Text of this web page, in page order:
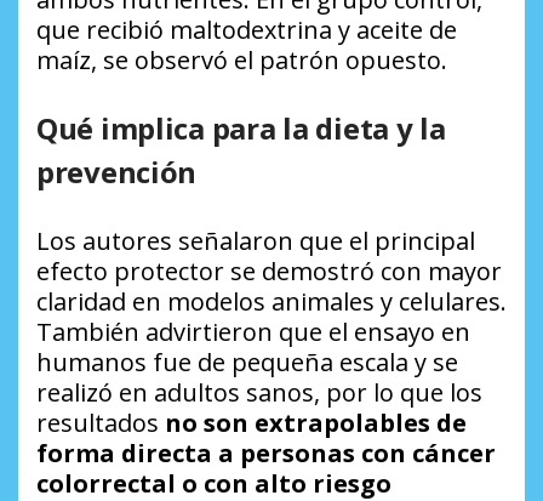
que recibió maltodextrina y aceite de
maíz, se observó el patrón opuesto.
Qué implica para la dieta y la
prevención
Los autores señalaron que el principal
efecto protector se demostró con mayor
claridad en modelos animales y celulares.
También advirtieron que el ensayo en
humanos fue de pequeña escala y se
realizó en adultos sanos, por lo que los
resultados no son extrapolables de
forma directa a personas con cáncer
colorrectal o con alto riesgo